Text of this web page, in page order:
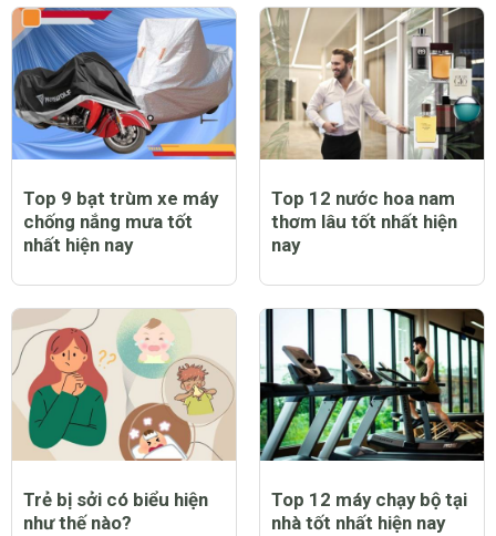
Top 9 bạt trùm xe máy
chống nắng mưa tốt
nhất hiện nay
Top 12 nước hoa nam
thơm lâu tốt nhất hiện
nay
Trẻ bị sởi có biểu hiện
như thế nào?
Top 12 máy chạy bộ tại
nhà tốt nhất hiện nay